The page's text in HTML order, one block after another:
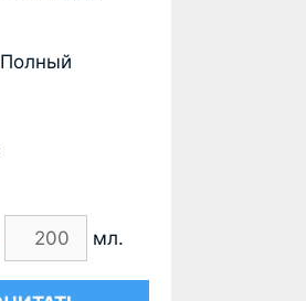
Полный
мл.